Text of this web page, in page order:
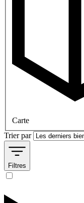
Carte
Trier par
Filtres